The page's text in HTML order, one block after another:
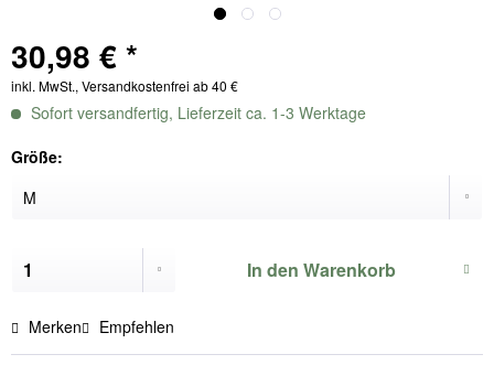
30,98 € *
inkl. MwSt., Versandkostenfrei ab 40 €
Sofort versandfertig, Lieferzeit ca. 1-3 Werktage
Größe:
In den Warenkorb
Merken Empfehlen